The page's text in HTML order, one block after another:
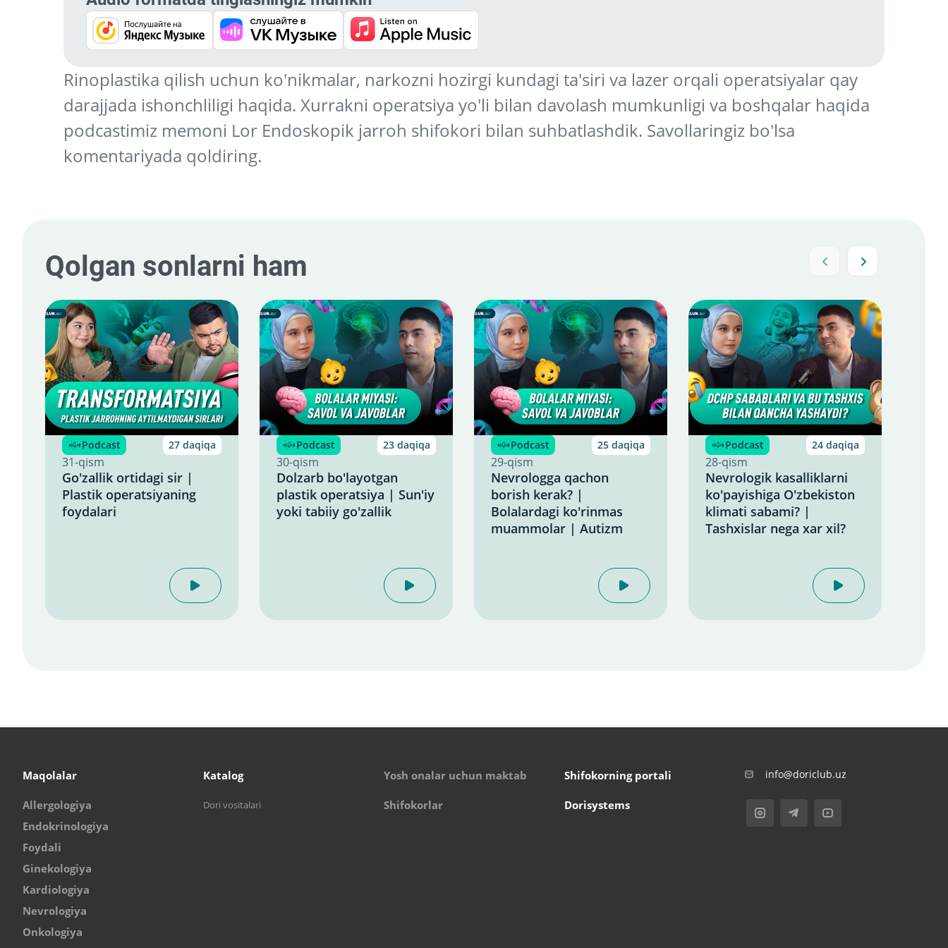
Rinoplastika qilish uchun ko'nikmalar, narkozni hozirgi kundagi ta'siri va lazer orqali operatsiyalar qay
darajjada ishonchliligi haqida. Xurrakni operatsiya yo'li bilan davolash mumkunligi va boshqalar haqida
podcastimiz memoni Lor Endoskopik jarroh shifokori bilan suhbatlashdik. Savollaringiz bo'lsa
komentariyada qoldiring.
Qolgan sonlarni ham
Podcast 27 daqiqa
31-qism
Go'zallik ortidagi sir |
Plastik operatsiyaning
foydalari
Podcast 23 daqiqa
30-qism
Dolzarb bo'layotgan
plastik operatsiya | Sun'iy
yoki tabiiy go'zallik
Podcast 25 daqiqa
29-qism
Nevrologga qachon
borish kerak? |
Bolalardagi ko'rinmas
muammolar | Autizm
Podcast 24 daqiqa
28-qism
Nevrologik kasalliklarni
ko'payishiga O'zbekiston
klimati sabami? |
Tashxislar nega xar xil?
Maqolalar
Allergologiya
Endokrinologiya
Foydali
Ginekologiya
Kardiologiya
Nevrologiya
Onkologiya
Katalog
Dori vositalari
Yosh onalar uchun maktab
Shifokorlar
Shifokorning portali
Dorisystems
info@doriclub.uz